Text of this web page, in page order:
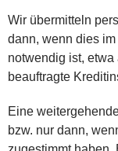
Wir übermitteln
dann, wenn dies
notwendig ist,
beauftragte
Eine
bzw. nur dann,